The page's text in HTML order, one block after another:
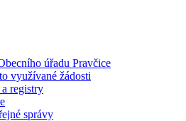
úřadu Pravčice
využívané žádosti
registry
správy